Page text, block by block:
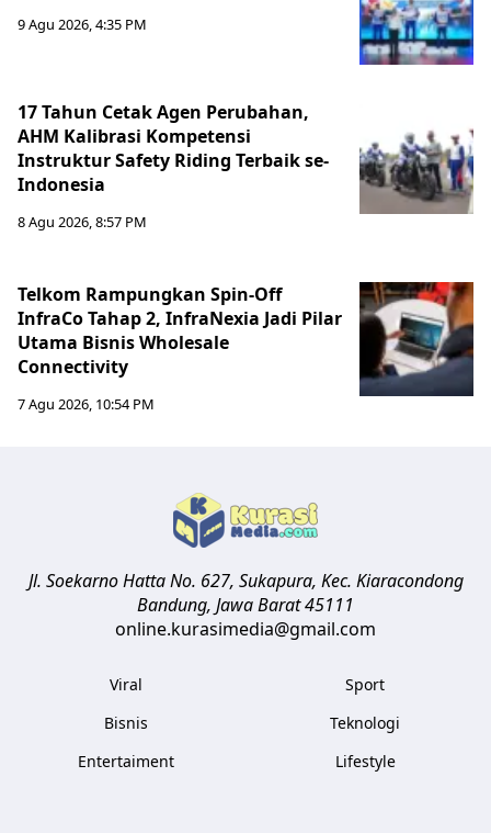
9 Agu 2026, 4:35 PM
17 Tahun Cetak Agen Perubahan,
AHM Kalibrasi Kompetensi
Instruktur Safety Riding Terbaik se-
Indonesia
8 Agu 2026, 8:57 PM
Telkom Rampungkan Spin-Off
InfraCo Tahap 2, InfraNexia Jadi Pilar
Utama Bisnis Wholesale
Connectivity
7 Agu 2026, 10:54 PM
Jl. Soekarno Hatta No. 627, Sukapura, Kec. Kiaracondong
Bandung, Jawa Barat45111
online.kurasimedia@gmail.com
Viral
Bisnis
Entertaiment
Sport
Teknologi
Lifestyle